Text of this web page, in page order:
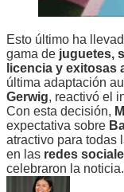
Esto último ha
gama de juguetes,
licencia y exitosas
última adaptación
Gerwig, reactivó el
Con esta decisión,
expectativa sobre
atractivo para todas
en las redes
celebraron la noticia.